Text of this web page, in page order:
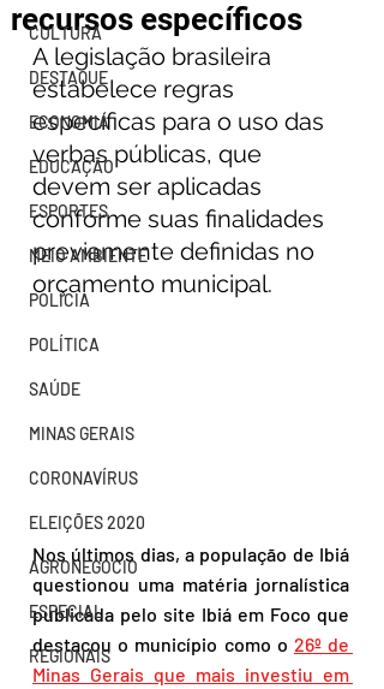
CULTURA
DESTAQUE
ECONOMIA
EDUCAÇÃO
ESPORTES
MEIO AMBIENTE
POLÍCIA
POLÍTICA
SAÚDE
MINAS GERAIS
CORONAVÍRUS
ELEIÇÕES 2020
AGRONEGÓCIO
ESPECIAL
REGIONAIS
recursos específicos
A legislação brasileira
estabelece regras
específicas para o uso das
verbas públicas, que
devem ser aplicadas
conforme suas finalidades
previamente definidas no
orçamento municipal.
Nos últimos dias, a população de Ibiá
questionou uma matéria jornalística
publicada pelo site Ibiá em Foco que
destacou o município como o 26º de
Minas Gerais que mais investiu em